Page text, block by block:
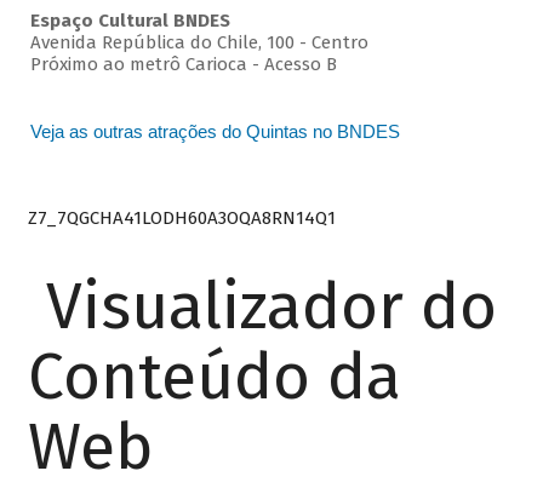
Espaço Cultural BNDES
Avenida República do Chile, 100 - Centro
Próximo ao metrô Carioca - Acesso B
Veja as outras atrações do Quintas no BNDES
Z7_7QGCHA41LODH60A3OQA8RN14Q1
Visualizador do
Conteúdo da
Web